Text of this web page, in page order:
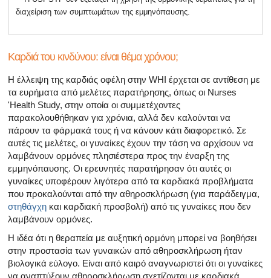
διαχείριση των συμπτωμάτων της εμμηνόπαυσης.
Καρδιά του κινδύνου: είναι θέμα χρόνου;
Η έλλειψη της καρδιάς οφέλη στην WHI έρχεται σε αντίθεση με
τα ευρήματα από μελέτες παρατήρησης, όπως οι Nurses
'Health Study, στην οποία οι συμμετέχοντες
παρακολουθήθηκαν για χρόνια, αλλά δεν καλούνται να
πάρουν τα φάρμακά τους ή να κάνουν κάτι διαφορετικό. Σε
αυτές τις μελέτες, οι γυναίκες έχουν την τάση να αρχίσουν να
λαμβάνουν ορμόνες πλησιέστερα προς την έναρξη της
εμμηνόπαυσης. Οι ερευνητές παρατήρησαν ότι αυτές οι
γυναίκες υποφέρουν λιγότερα από τα καρδιακά προβλήματα
που προκαλούνται από την αθηροσκλήρωση (για παράδειγμα,
στηθάγχη και καρδιακή προσβολή) από τις γυναίκες που δεν
λαμβάνουν ορμόνες.
Η ιδέα ότι η θεραπεία με αυξητική ορμόνη μπορεί να βοηθήσει
στην προστασία των γυναικών από αθηροσκλήρωση ήταν
βιολογικά εύλογο. Είναι από καιρό αναγνωριστεί ότι οι γυναίκες
να αναπτύξουν αθηροσκλήρωση σχετίζονται με καρδιακά